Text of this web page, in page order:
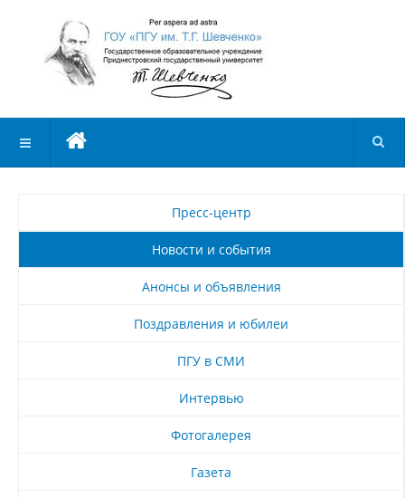
Пресс-центр
Новости и события
Анонсы и объявления
Поздравления и юбилеи
ПГУ в СМИ
Интервью
Фотогалерея
Газета